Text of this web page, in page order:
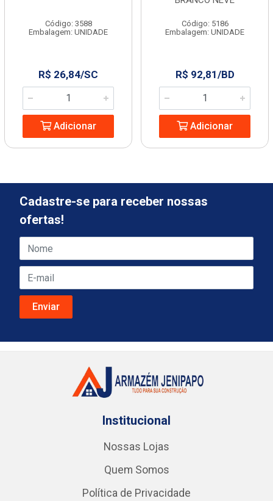
Código: 3588
Embalagem: UNIDADE
R$ 26,84/SC
Adicionar
Código: 5186
Embalagem: UNIDADE
R$ 92,81/BD
Adicionar
Cadastre-se para receber nossas
ofertas!
Institucional
Nossas Lojas
Quem Somos
Política de Privacidade